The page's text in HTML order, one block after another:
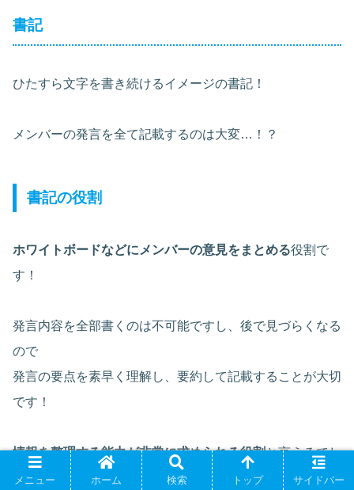
書記
ひたすら文字を書き続けるイメージの書記！
メンバーの発言を全て記載するのは大変…！？
書記の役割
ホワイトボードなどにメンバーの意見をまとめる役割で
す！
発言内容を全部書くのは不可能ですし、後で見づらくなる
ので
発言の要点を素早く理解し、要約して記載することが大切
です！
情報を整理する能力が非常に求められる役割と言えるでし
ょう(^^)
メニュー ホーム 検索 トップ サイドバー